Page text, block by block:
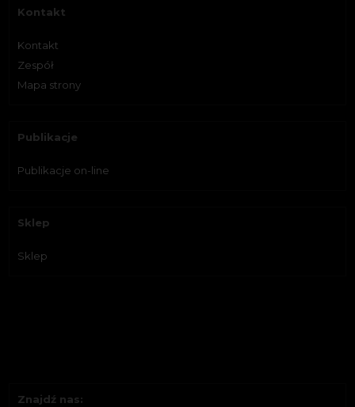
Kontakt
Kontakt
Zespół
Mapa strony
Publikacje
Publikacje on-line
Sklep
Sklep
Znajdź nas: